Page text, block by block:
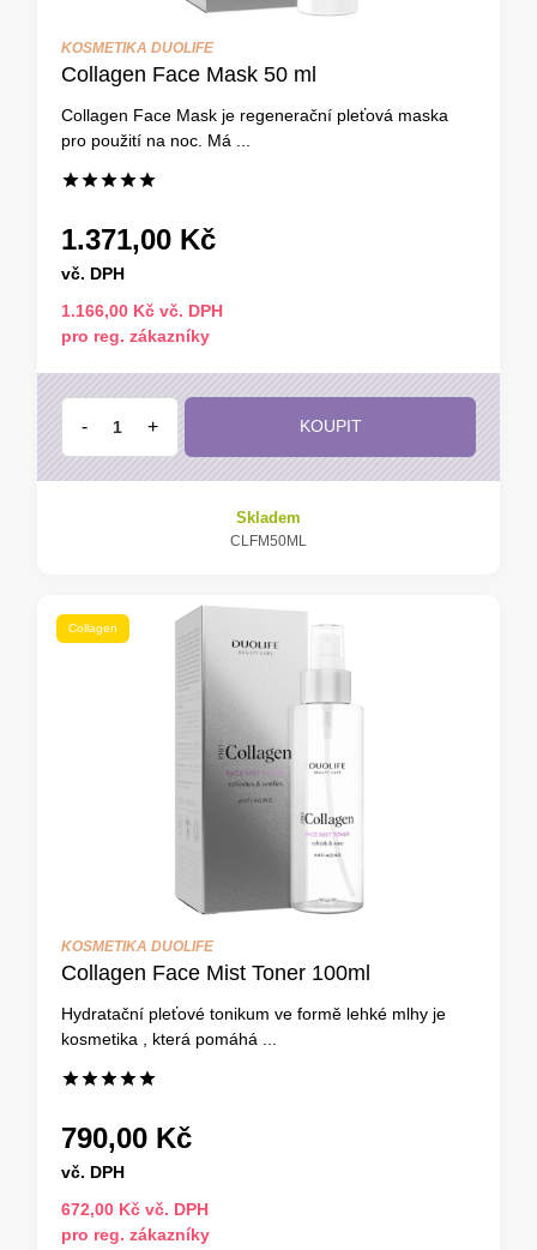
KOSMETIKA DUOLIFE
Collagen Face Mask 50 ml
Collagen Face Mask je regenerační pleťová maska
pro použití na noc. Má ...
1.371,00 Kč
vč. DPH
1.166,00 Kč vč. DPH
pro reg. zákazníky
- + KOUPIT
Skladem
CLFM50ML
Collagen
KOSMETIKA DUOLIFE
Collagen Face Mist Toner 100ml
Hydratační pleťové tonikum ve formě lehké mlhy je
kosmetika , která pomáhá ...
790,00 Kč
vč. DPH
672,00 Kč vč. DPH
pro reg. zákazníky